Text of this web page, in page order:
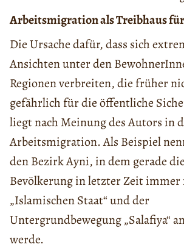
Arbeitsmigration als Treibhaus
Die Ursache dafür, dass sich
Ansichten unter den
Regionen verbreiten, die früher
gefährlich für die öffentliche
liegt nach Meinung des Autors in
Arbeitsmigration. Als Beispiel
den Bezirk Ayni, in dem gerade
Bevölkerung in letzter Zeit immer
„Islamischen Staat“ und der
Untergrundbewegung „Salafiya“
werde.